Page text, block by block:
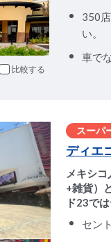
比較
350
い。
車で
スーパ
ディエ
メキシ
+雑貨）
ド23で
セン